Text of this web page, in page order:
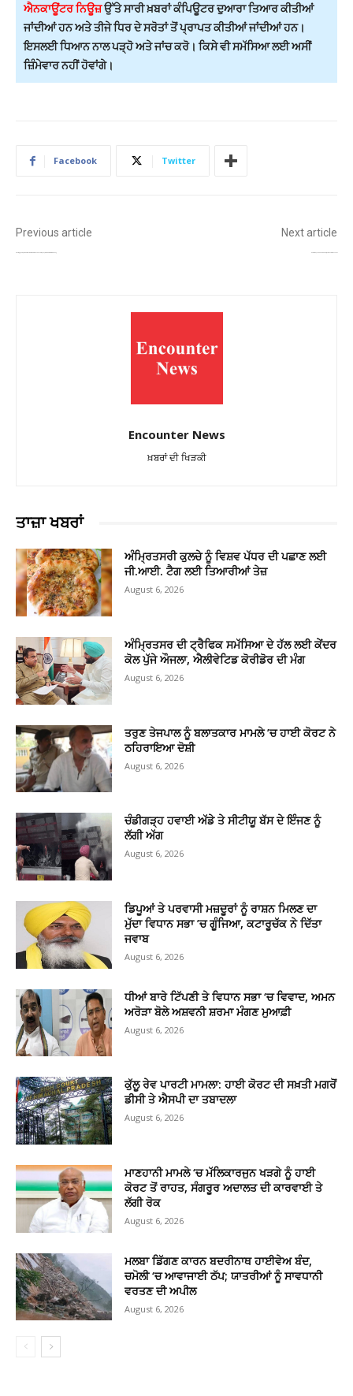
ਐਨਕਾਊਂਟਰ ਨਿਊਜ਼ਉੱਤੇ ਸਾਰੀ ਖ਼ਬਰਾਂ ਕੰਪਿਊਟਰ ਦੁਆਰਾ ਤਿਆਰ ਕੀਤੀਆਂ
ਜਾਂਦੀਆਂ ਹਨ ਅਤੇ ਤੀਜੇ ਧਿਰ ਦੇ ਸਰੋਤਾਂ ਤੋਂ ਪ੍ਰਾਪਤ ਕੀਤੀਆਂ ਜਾਂਦੀਆਂ ਹਨ।
ਇਸਲਈ ਧਿਆਨ ਨਾਲ ਪੜ੍ਹੋ ਅਤੇ ਜਾਂਚ ਕਰੋ। ਕਿਸੇ ਵੀ ਸਮੱਸਿਆ ਲਈ ਅਸੀਂ
ਜ਼ਿੰਮੇਵਾਰ ਨਹੀਂ ਹੋਵਾਂਗੇ।
Facebook Twitter
Previous article Next article
Encounter News
ਖ਼ਬਰਾਂ ਦੀ ਖਿੜਕੀ
ਤਾਜ਼ਾ ਖਬਰਾਂ
ਅੰਮ੍ਰਿਤਸਰੀ ਕੁਲਚੇ ਨੂੰ ਵਿਸ਼ਵ ਪੱਧਰ ਦੀ ਪਛਾਣ ਲਈ
ਜੀ.ਆਈ. ਟੈਗ ਲਈ ਤਿਆਰੀਆਂ ਤੇਜ਼
August 6, 2026
ਅੰਮ੍ਰਿਤਸਰ ਦੀ ਟ੍ਰੈਫਿਕ ਸਮੱਸਿਆ ਦੇ ਹੱਲ ਲਈ ਕੇਂਦਰ
ਕੋਲ ਪੁੱਜੇ ਔਜਲਾ, ਐਲੀਵੇਟਿਡ ਕੋਰੀਡੋਰ ਦੀ ਮੰਗ
August 6, 2026
ਤਰੁਣ ਤੇਜਪਾਲ ਨੂੰ ਬਲਾਤਕਾਰ ਮਾਮਲੇ ’ਚ ਹਾਈ ਕੋਰਟ ਨੇ
ਠਹਿਰਾਇਆ ਦੋਸ਼ੀ
August 6, 2026
ਚੰਡੀਗੜ੍ਹ ਹਵਾਈ ਅੱਡੇ ਤੇ ਸੀਟੀਯੂ ਬੱਸ ਦੇ ਇੰਜਣ ਨੂੰ
ਲੱਗੀ ਅੱਗ
August 6, 2026
ਡਿਪੂਆਂ ਤੇ ਪਰਵਾਸੀ ਮਜ਼ਦੂਰਾਂ ਨੂੰ ਰਾਸ਼ਨ ਮਿਲਣ ਦਾ
ਮੁੱਦਾ ਵਿਧਾਨ ਸਭਾ ’ਚ ਗੂੰਜਿਆ, ਕਟਾਰੂਚੱਕ ਨੇ ਦਿੱਤਾ
ਜਵਾਬ
August 6, 2026
ਧੀਆਂ ਬਾਰੇ ਟਿੱਪਣੀ ਤੇ ਵਿਧਾਨ ਸਭਾ ‘ਚ ਵਿਵਾਦ, ਅਮਨ
ਅਰੋੜਾ ਬੋਲੇ ਅਸ਼ਵਨੀ ਸ਼ਰਮਾ ਮੰਗਣ ਮੁਆਫ਼ੀ
August 6, 2026
ਕੁੱਲੂ ਰੇਵ ਪਾਰਟੀ ਮਾਮਲਾ: ਹਾਈ ਕੋਰਟ ਦੀ ਸਖ਼ਤੀ ਮਗਰੋਂ
ਡੀਸੀ ਤੇ ਐਸਪੀ ਦਾ ਤਬਾਦਲਾ
August 6, 2026
ਮਾਣਹਾਨੀ ਮਾਮਲੇ ‘ਚ ਮੱਲਿਕਾਰਜੁਨ ਖੜਗੇ ਨੂੰ ਹਾਈ
ਕੋਰਟ ਤੋਂ ਰਾਹਤ, ਸੰਗਰੂਰ ਅਦਾਲਤ ਦੀ ਕਾਰਵਾਈ ਤੇ
ਲੱਗੀ ਰੋਕ
August 6, 2026
ਮਲਬਾ ਡਿੱਗਣ ਕਾਰਨ ਬਦਰੀਨਾਥ ਹਾਈਵੇਅ ਬੰਦ,
ਚਮੋਲੀ ‘ਚ ਆਵਾਜਾਈ ਠੱਪ; ਯਾਤਰੀਆਂ ਨੂੰ ਸਾਵਧਾਨੀ
ਵਰਤਣ ਦੀ ਅਪੀਲ
August 6, 2026